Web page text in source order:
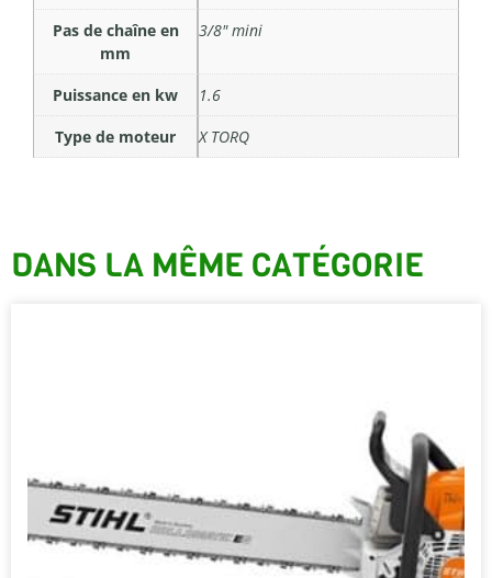
Pas de chaîne en
mm
3/8" mini
Puissance en kw
1.6
Type de moteur
X TORQ
DANS LA MÊME CATÉGORIE